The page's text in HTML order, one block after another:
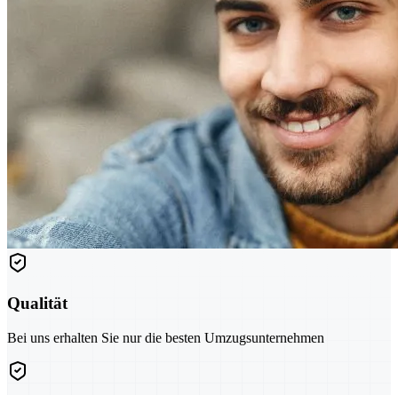
Qualität
Bei uns erhalten Sie nur die besten Umzugsunternehmen